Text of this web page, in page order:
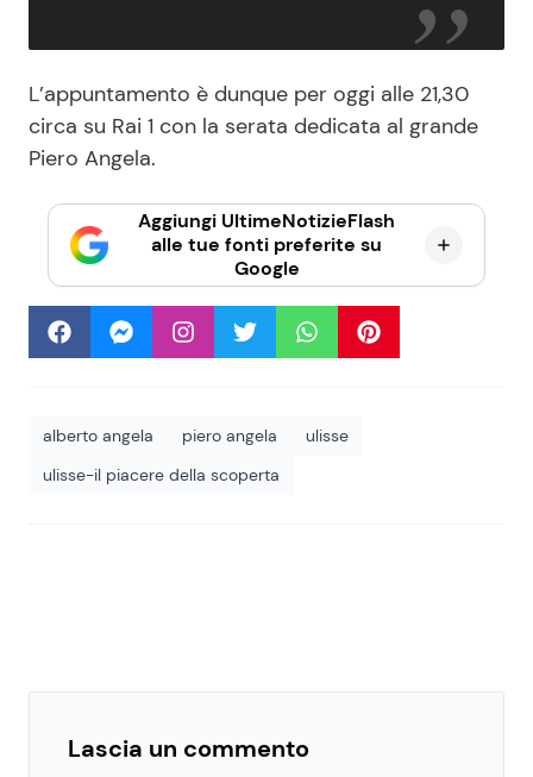
L’appuntamento è dunque per oggi alle 21,30
circa su Rai 1 con la serata dedicata al grande
Piero Angela.
Aggiungi UltimeNotizieFlash
alle tue fonti preferite su
Google
alberto angela piero angela
ulisse
ulisse-il piacere della scoperta
Lascia un commento